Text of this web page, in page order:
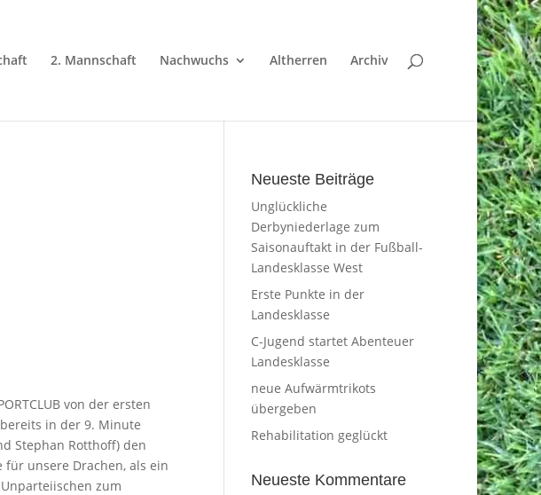
2. Mannschaft Nachwuchs Altherren Archiv
von der ersten
in der 9. Minute
Stephan Rotthoff) den
unsere Drachen, als ein
zum
Neueste Beiträge
Unglückliche
Derbyniederlage zum
Saisonauftakt in der Fußball-
Landesklasse West
Erste Punkte in der
Landesklasse
C-Jugend startet Abenteuer
Landesklasse
neue Aufwärmtrikots
übergeben
Rehabilitation geglückt
Neueste Kommentare